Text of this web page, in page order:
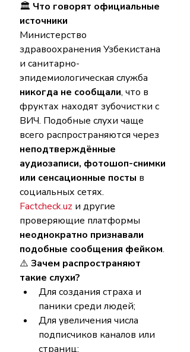
🏛 Что говорят официальные
источники
Министерство
здравоохранения Узбекистана
и санитарно-
эпидемиологическая служба
никогда не сообщали, что в
фруктах находят зубочистки с
ВИЧ. Подобные слухи чаще
всего распространяются через
неподтверждённые
аудиозаписи, фотошоп-снимки
или сенсационные посты в
социальных сетях.
Factcheck.uz и другие
проверяющие платформы
неоднократно признавали
подобные сообщения фейком.
⚠️ Зачем распространяют
такие слухи?
Для создания страха и
паники среди людей;
Для увеличения числа
подписчиков каналов или
страниц;